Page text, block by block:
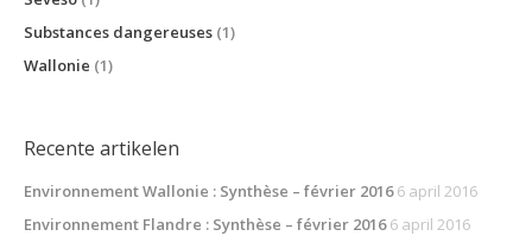
Substances dangereuses (1)
Wallonie (1)
Recente artikelen
Environnement Wallonie : Synthèse – février 2016 6 april 2016
Environnement Flandre : Synthèse – février 2016 6 april 2016